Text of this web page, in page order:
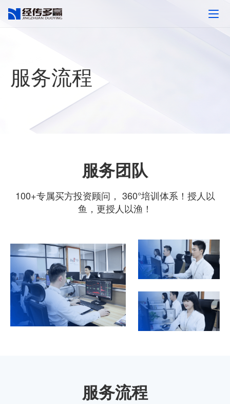
服务流程
服务团队
100+专属买方投资顾问， 360°培训体系！授人以
鱼，更授人以渔！
服务流程